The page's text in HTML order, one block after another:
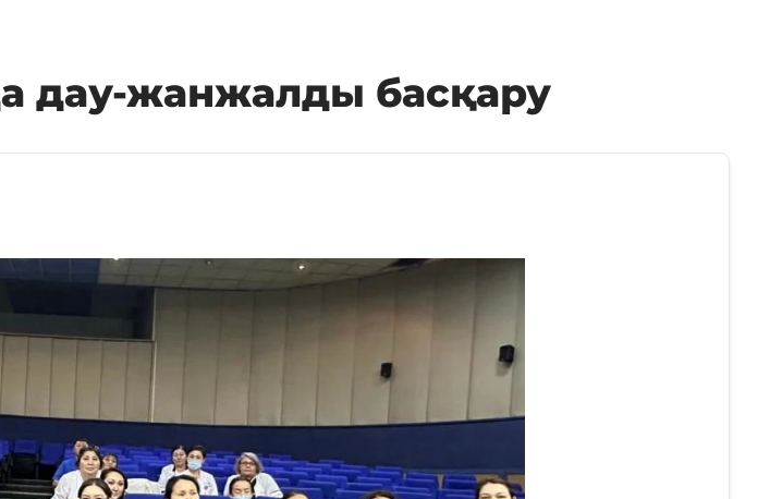
дау-жанжалды басқару